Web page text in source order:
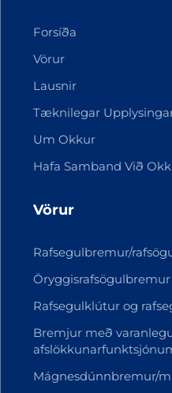
Forsíða
Vörur
Lausnir
Tæknilegar
Um Okkur
Hafa Samband Við
Vörur
Rafsegulbremur/
Öryggisrafsögulbremur
Rafsegulklútur og
Bremjur með
Mágnesdúnnbremur/